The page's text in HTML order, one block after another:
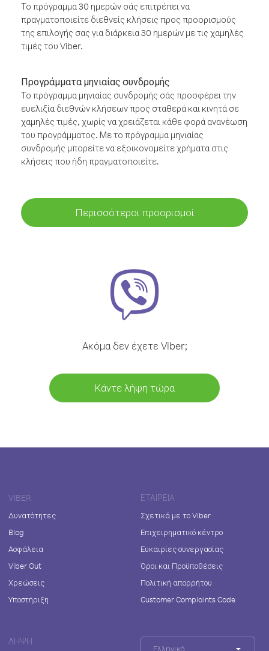
Το πρόγραμμα 30 ημερών σάς επιτρέπει να
πραγματοποιείτε διεθνείς κλήσεις προς προορισμούς
της επιλογής σας για διάρκεια 30 ημερών με τις χαμηλές
τιμές του Viber.
Προγράμματα μηνιαίας συνδρομής
Το πρόγραμμα μηνιαίας συνδρομής σάς προσφέρει την
ευελιξία διεθνών κλήσεων προς σταθερά και κινητά σε
χαμηλές τιμές, χωρίς να χρειάζεται κάθε φορά ανανέωση
του προγράμματος. Με το πρόγραμμα μηνιαίας
συνδρομής μπορείτε να εξοικονομείτε χρήματα στις
κλήσεις που ήδη πραγματοποιείτε.
Περισσότεροι προορισμοί
Ακόμα δεν έχετε Viber;
Κάντε λήψη τώρα
VIBER
Δυνατότητες
Blog
Ασφάλεια
Viber Out
Χρεώσεις
Υποστήριξη
ΕΤΑΙΡΕΊΑ
Σχετικά με το Viber
Επιχειρηματικό κέντρο
Ευκαιρίες συνεργασίας
Όροι και Προϋποθέσεις
Πολιτική απορρήτου
Customer Complaints Code
ΛΉΨΗ
Ελληνικά